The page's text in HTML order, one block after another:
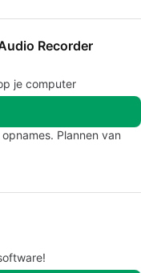
Recorder
je computer
Plannen van